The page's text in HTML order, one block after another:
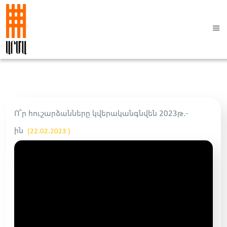
Ո՞ր հուշարձանները կվերականգնվեն 2023թ.-
ին
(22.02.2023 )